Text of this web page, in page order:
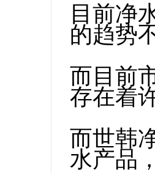
目前净
的趋势
而目前
存在着
而世韩
水产品